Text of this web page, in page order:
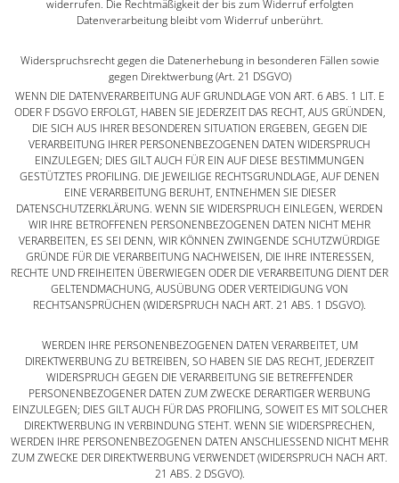
widerrufen. Die Rechtmäßigkeit der bis zum Widerruf erfolgten
Datenverarbeitung bleibt vom Widerruf unberührt.
Widerspruchsrecht gegen die Datenerhebung in besonderen Fällen sowie
gegen Direktwerbung (Art. 21 DSGVO)
WENN DIE DATENVERARBEITUNG AUF GRUNDLAGE VON ART. 6 ABS. 1 LIT. E
ODER F DSGVO ERFOLGT, HABEN SIE JEDERZEIT DAS RECHT, AUS GRÜNDEN,
DIE SICH AUS IHRER BESONDEREN SITUATION ERGEBEN, GEGEN DIE
VERARBEITUNG IHRER PERSONENBEZOGENEN DATEN WIDERSPRUCH
EINZULEGEN; DIES GILT AUCH FÜR EIN AUF DIESE BESTIMMUNGEN
GESTÜTZTES PROFILING. DIE JEWEILIGE RECHTSGRUNDLAGE, AUF DENEN
EINE VERARBEITUNG BERUHT, ENTNEHMEN SIE DIESER
DATENSCHUTZERKLÄRUNG. WENN SIE WIDERSPRUCH EINLEGEN, WERDEN
WIR IHRE BETROFFENEN PERSONENBEZOGENEN DATEN NICHT MEHR
VERARBEITEN, ES SEI DENN, WIR KÖNNEN ZWINGENDE SCHUTZWÜRDIGE
GRÜNDE FÜR DIE VERARBEITUNG NACHWEISEN, DIE IHRE INTERESSEN,
RECHTE UND FREIHEITEN ÜBERWIEGEN ODER DIE VERARBEITUNG DIENT DER
GELTENDMACHUNG, AUSÜBUNG ODER VERTEIDIGUNG VON
RECHTSANSPRÜCHEN (WIDERSPRUCH NACH ART. 21 ABS. 1 DSGVO).
WERDEN IHRE PERSONENBEZOGENEN DATEN VERARBEITET, UM
DIREKTWERBUNG ZU BETREIBEN, SO HABEN SIE DAS RECHT, JEDERZEIT
WIDERSPRUCH GEGEN DIE VERARBEITUNG SIE BETREFFENDER
PERSONENBEZOGENER DATEN ZUM ZWECKE DERARTIGER WERBUNG
EINZULEGEN; DIES GILT AUCH FÜR DAS PROFILING, SOWEIT ES MIT SOLCHER
DIREKTWERBUNG IN VERBINDUNG STEHT. WENN SIE WIDERSPRECHEN,
WERDEN IHRE PERSONENBEZOGENEN DATEN ANSCHLIESSEND NICHT MEHR
ZUM ZWECKE DER DIREKTWERBUNG VERWENDET (WIDERSPRUCH NACH ART.
21 ABS. 2 DSGVO).